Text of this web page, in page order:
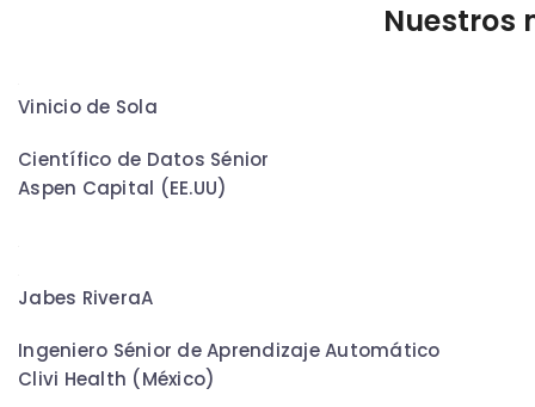
Nuestros
Vinicio de Sola
Científico de Datos Sénior
Aspen Capital (EE.UU)
Jabes RiveraA
Ingeniero Sénior de Aprendizaje Automático
Clivi Health (México)